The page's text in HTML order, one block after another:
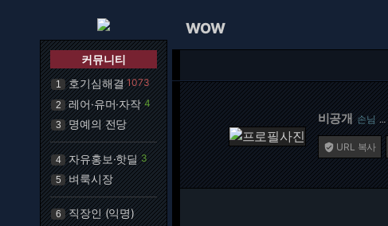
커뮤니티
1 호기심해결 1073
2 레어·유머·자작 4
3 명예의 전당
4 자유홍보·핫딜 3
5 벼룩시장
6 직장인 (익명)
WOW
비공개 손님 …
 URL 복사